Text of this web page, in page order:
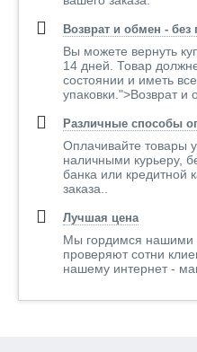
Возврат и обмен - без
Вы можете вернуть
14 дней. Товар
состоянии и иметь
упаковки.">Возврат
Различные способы
Оплачивайте товары
наличными курьеру,
банка или кредитной
заказа..
Лучшая цена
Мы гордимся нашими
проверяют сотни
нашему интернет -